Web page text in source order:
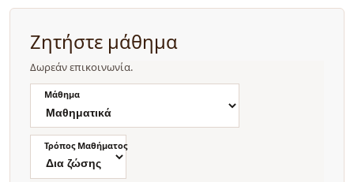
Ζητήστε μάθημα
Δωρεάν επικοινωνία.
Μάθημα
Τρόπος Μαθήματος